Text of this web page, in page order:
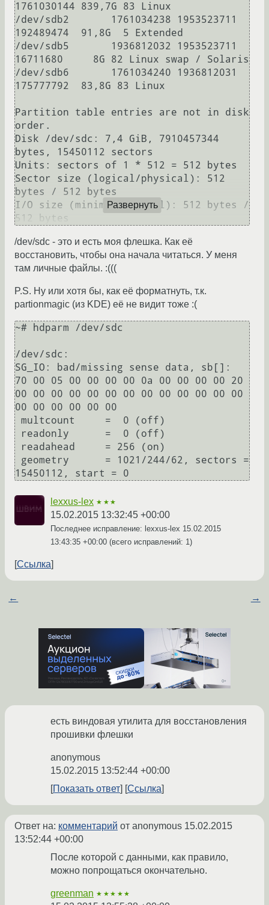
1761030144 839,7G 83 Linux
/dev/sdb2       1761034238 1953523711
192489474  91,8G  5 Extended
/dev/sdb5       1936812032 1953523711
16711680     8G 82 Linux swap / Solaris
/dev/sdb6       1761034240 1936812031
175777792  83,8G 83 Linux
Partition table entries are not in disk
order.
Disk /dev/sdc: 7,4 GiB, 7910457344
bytes, 15450112 sectors
Units: sectors of 1 * 512 = 512 bytes
Sector size (logical/physical): 512
bytes / 512 bytes
I/O size (minimum/optimal): 512 bytes /
Развернуть
/dev/sdc - это и есть моя флешка. Как её
восстановить, чтобы она начала читаться. У меня
там личные файлы. :(((
P.S. Ну или хотя бы, как её форматнуть, т.к.
partionmagic (из KDE) её не видит тоже :(
~# hdparm /dev/sdc
/dev/sdc:
SG_IO: bad/missing sense data, sb[]:
70 00 05 00 00 00 00 0a 00 00 00 00 20
00 00 00 00 00 00 00 00 00 00 00 00 00
00 00 00 00 00 00
lexxus-lex ★★★
15.02.2015 13:32:45 +00:00
Последнее исправление: lexxus-lex 15.02.2015
13:43:35 +00:00 (всего исправлений: 1)
Ссылка
← →
есть виндовая утилита для восстановления
прошивки флешки
anonymous
15.02.2015 13:52:44 +00:00
Показать ответ
Ссылка
Ответ на: комментарий от anonymous 15.02.2015
13:52:44 +00:00
После которой с данными, как правило,
можно попрощаться окончательно.
greenman ★★★★★